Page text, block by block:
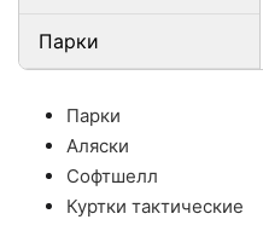
Парки
Парки
Аляски
Софтшелл
Куртки тактические